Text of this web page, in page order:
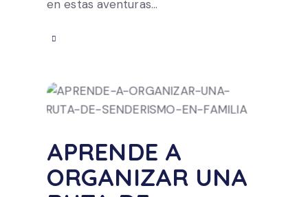
en estas aventuras…
APRENDE A
ORGANIZAR UNA